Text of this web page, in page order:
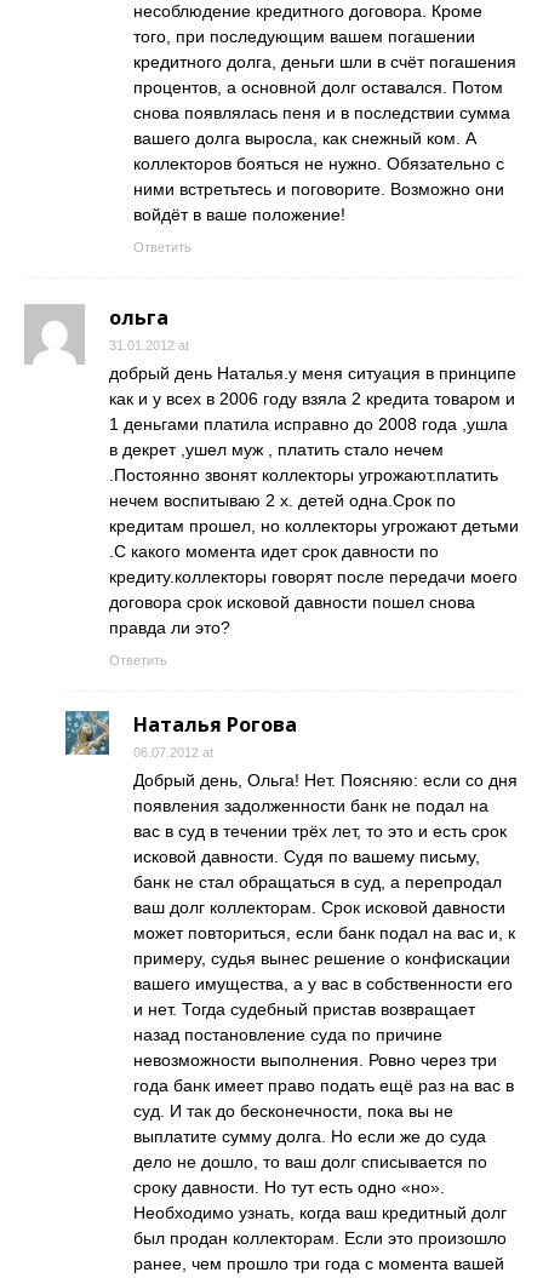
несоблюдение кредитного договора. Кроме
того, при последующим вашем погашении
кредитного долга, деньги шли в счёт погашения
процентов, а основной долг оставался. Потом
снова появлялась пеня и в последствии сумма
вашего долга выросла, как снежный ком. А
коллекторов бояться не нужно. Обязательно с
ними встретьтесь и поговорите. Возможно они
войдёт в ваше положение!
Ответить
ольга
31.01.2012 at
добрый день Наталья.у меня ситуация в принципе
как и у всех в 2006 году взяла 2 кредита товаром и
1 деньгами платила исправно до 2008 года ,ушла
в декрет ,ушел муж , платить стало нечем
.Постоянно звонят коллекторы угрожают.платить
нечем воспитываю 2 х. детей одна.Срок по
кредитам прошел, но коллекторы угрожают детьми
.С какого момента идет срок давности по
кредиту.коллекторы говорят после передачи моего
договора срок исковой давности пошел снова
правда ли это?
Ответить
Наталья Рогова
06.07.2012 at
Добрый день, Ольга! Нет. Поясняю: если со дня
появления задолженности банк не подал на
вас в суд в течении трёх лет, то это и есть срок
исковой давности. Судя по вашему письму,
банк не стал обращаться в суд, а перепродал
ваш долг коллекторам. Срок исковой давности
может повториться, если банк подал на вас и, к
примеру, судья вынес решение о конфискации
вашего имущества, а у вас в собственности его
и нет. Тогда судебный пристав возвращает
назад постановление суда по причине
невозможности выполнения. Ровно через три
года банк имеет право подать ещё раз на вас в
суд. И так до бесконечности, пока вы не
выплатите сумму долга. Но если же до суда
дело не дошло, то ваш долг списывается по
сроку давности. Но тут есть одно «но».
Необходимо узнать, когда ваш кредитный долг
был продан коллекторам. Если это произошло
ранее, чем прошло три года с момента вашей